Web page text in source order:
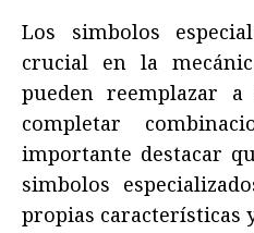
Los simbolos
crucial en la
pueden reemplazar
completar
importante destacar
simbolos
propias características